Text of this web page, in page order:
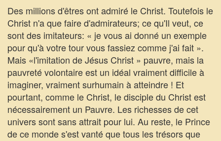
Des millions d'êtres ont admiré le Christ. Toutefois le
Christ n'a que faire d'admirateurs; ce qu'Il veut, ce
sont des imitateurs: « je vous ai donné un exemple
pour qu'à votre tour vous fassiez comme j'ai fait ».
Mais «l'imitation de Jésus Christ » pauvre, mais la
pauvreté volontaire est un idéal vraiment difficile à
imaginer, vraiment surhumain à atteindre ! Et
pourtant, comme le Christ, le disciple du Christ est
nécessairement un Pauvre. Les richesses de cet
univers sont sans attrait pour lui. Au reste, le Prince
de ce monde s'est vanté que tous les trésors que